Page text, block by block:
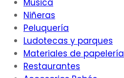
Musica
Niñeras
Peluquería
Ludotecas y parques
Materiales de papelería
Restaurantes